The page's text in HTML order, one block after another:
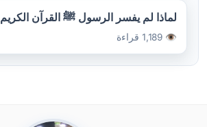
لماذا لم يفسر الرسول ﷺ القرآن الكريم
👁️ 1,189 قراءة